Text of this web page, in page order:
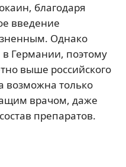
благодаря
введение
Однако
Германии, поэтому
выше российского
возможна только
врачом, даже
препаратов.